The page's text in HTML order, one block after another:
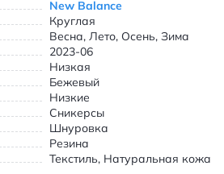
подошва для надежного
в зонах повышенной нагрузки
ABZORB в подошве для
обеспечивают удобную
впишутся в повседневный образ,
New Balance
Круглая
Весна, Лето, Осень, Зима
2023-06
Низкая
Бежевый
Низкие
Сникерсы
Шнуровка
Резина
Текстиль, Натуральная кожа